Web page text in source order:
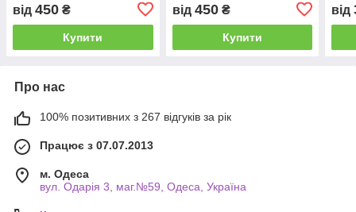
від 450 ₴
Купити
від 450₴
Купити
від
Про нас
100% позитивних з 267 відгуків за рік
Працює з 07.07.2013
м. Одеса
вул. Одарiя 3, маг.№59, Одеса, Україна